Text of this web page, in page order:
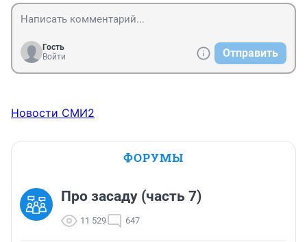
Гость
Войти
Отправить
Новости СМИ2
ФОРУМЫ
Про засаду (часть 7)
11 529 647